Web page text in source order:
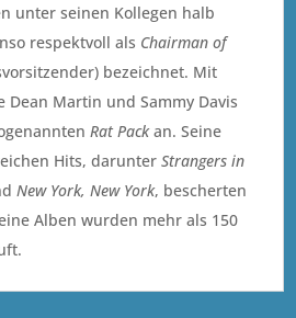
unter seinen Kollegen halb
respektvoll als Chairman of
bezeichnet. Mit
Dean Martin und Sammy Davis
Rat Packan. Seine
Hits, darunterStrangers in
New York, New York, bescherten
Alben wurden mehr als 150